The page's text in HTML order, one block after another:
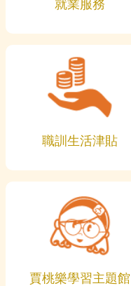
就業服務
職訓生活津貼
賈桃樂學習主題館